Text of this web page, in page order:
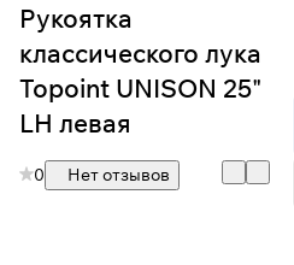
Рукоятка
классического лука
Topoint UNISON 25"
LH левая
0 Нет отзывов
Для клиентов всех банков
Разбейте
оплату на части